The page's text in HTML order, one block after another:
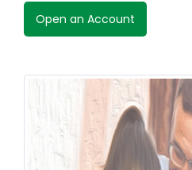
Open an Account